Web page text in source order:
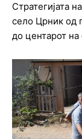
Стратегијата
село Црник од
до центарот на